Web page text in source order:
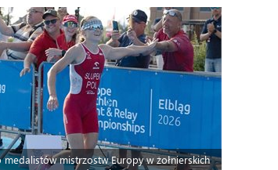
medalistów mistrzostw Europy w żołnierskich